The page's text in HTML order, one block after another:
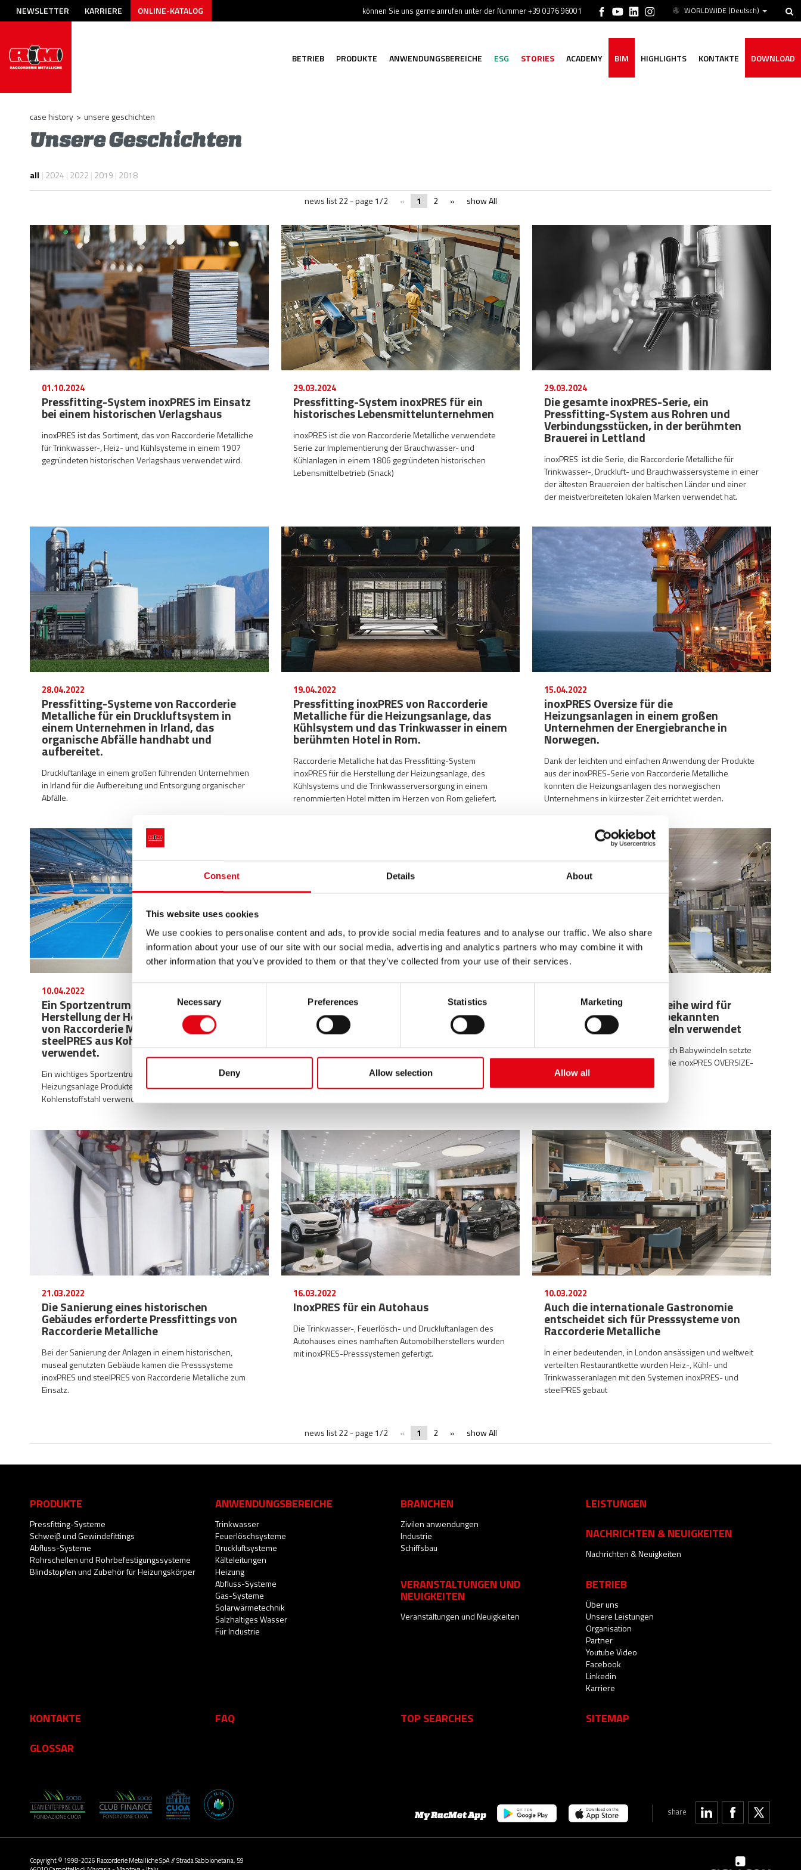
Consent Details About
This website uses cookies
We use cookies to personalise content and ads, to provide social media features and to analyse our traffic. We also share
information about your use of our site with our social media, advertising and analytics partners who may combine it with
other information that you’ve provided to them or that they’ve collected from your use of their services.
Necessary Preferences Statistics Marketing
Deny Allow selection Allow all
WORLDWIDE (Deutsch)
NEWSLETTER KARRIERE ONLINE-KATALOG können Sie uns gerne anrufen unter der Nummer +39 0376 96001
BETRIEB PRODUKTE ANWENDUNGSBEREICHE ESG STORIES ACADEMY BIM HIGHLIGHTS KONTAKTE DOWNLOAD
case history > unsere geschichten
Unsere Geschichten
all | 2024 | 2022 | 2019 | 2018
news list 22 - page 1/2 « 1 2 » show All
01.10.2024
Pressfitting-System inoxPRES im Einsatz
bei einem historischen Verlagshaus
inoxPRES ist das Sortiment, das von Raccorderie Metalliche
für Trinkwasser-, Heiz- und Kühlsysteme in einem 1907
gegründeten historischen Verlagshaus verwendet wird.
29.03.2024
Pressfitting-System inoxPRES für ein
historisches Lebensmittelunternehmen
inoxPRES ist die von Raccorderie Metalliche verwendete
Serie zur Implementierung der Brauchwasser- und
Kühlanlagen in einem 1806 gegründeten historischen
Lebensmittelbetrieb (Snack)
29.03.2024
Die gesamte inoxPRES-Serie, ein
Pressfitting-System aus Rohren und
Verbindungsstücken, in der berühmten
Brauerei in Lettland
inoxPRES ist die Serie, die Raccorderie Metalliche für
Trinkwasser-, Druckluft- und Brauchwassersysteme in einer
der ältesten Brauereien der baltischen Länder und einer
der meistverbreiteten lokalen Marken verwendet hat.
28.04.2022
Pressfitting-Systeme von Raccorderie
Metalliche für ein Druckluftsystem in
einem Unternehmen in Irland, das
organische Abfälle handhabt und
aufbereitet.
Druckluftanlage in einem großen führenden Unternehmen
in Irland für die Aufbereitung und Entsorgung organischer
Abfälle.
19.04.2022
Pressfitting inoxPRES von Raccorderie
Metalliche für die Heizungsanlage, das
Kühlsystem und das Trinkwasser in einem
berühmten Hotel in Rom.
Raccorderie Metalliche hat das Pressfitting-System
inoxPRES für die Herstellung der Heizungsanlage, des
Kühlsystems und die Trinkwasserversorgung in einem
renommierten Hotel mitten im Herzen von Rom geliefert.
15.04.2022
inoxPRES Oversize für die
Heizungsanlagen in einem großen
Unternehmen der Energiebranche in
Norwegen.
Dank der leichten und einfachen Anwendung der Produkte
aus der inoxPRES-Serie von Raccorderie Metalliche
konnten die Heizungsanlagen des norwegischen
Unternehmens in kürzester Zeit errichtet werden.
10.04.2022
Ein Sportzentrum in Estland hat für die
Herstellung der Heizungsanlage Produkte
von Raccorderie Metalliche aus der Serie
steelPRES aus Kohlenstoffstahl
verwendet.
Ein wichtiges Sportzentrum in Tallinn in Estland hat für seine
Heizungsanlage Produkte der Serie steelPRES aus
Kohlenstoffstahl verwendet.
SteelPRES für Heizungsanlagen und
Kühlsysteme für ein Krankenhaus in
Apulien
Für das temporäre Krankenhaus in Apulien wurde die
steelPRES-Serie aus Kohlenstoffstahl verwendet. Damit
konnten die Montagezeiten erheblich verkürzt werden,
was zur Einsatzfähigkeit der Struktur dringend notwendig
war.
Die InoxPRES Oversize-Reihe wird für
Heizungsanlagen eines bekannten
Hersteller von Babywindeln verwendet
Ein namhafter Marktführer im Bereich Babywindeln setzte
beim Bau der Heizungsanlage auf die inoxPRES OVERSIZE-
Reihe
21.03.2022
Die Sanierung eines historischen
Gebäudes erforderte Pressfittings von
Raccorderie Metalliche
Bei der Sanierung der Anlagen in einem historischen,
museal genutzten Gebäude kamen die Presssysteme
inoxPRES und steelPRES von Raccorderie Metalliche zum
Einsatz.
16.03.2022
InoxPRES für ein Autohaus
Die Trinkwasser-, Feuerlösch- und Druckluftanlagen des
Autohauses eines namhaften Automobilherstellers wurden
mit inoxPRES-Presssystemen gefertigt.
10.03.2022
Auch die internationale Gastronomie
entscheidet sich für Presssysteme von
Raccorderie Metalliche
In einer bedeutenden, in London ansässigen und weltweit
verteilten Restaurantkette wurden Heiz-, Kühl- und
Trinkwasseranlagen mit den Systemen inoxPRES- und
steelPRES gebaut
news list 22 - page 1/2 « 1 2 » show All
PRODUKTE
Pressfitting-Systeme
Schweiβ und Gewindefittings
Abfluss-Systeme
Rohrschellen und Rohrbefestigungssysteme
Blindstopfen und Zubehör für Heizungskörper
ANWENDUNGSBEREICHE
Trinkwasser
Feuerlöschsysteme
Druckluftsysteme
Kälteleitungen
Heizung
Abfluss-Systeme
Gas-Systeme
Solarwärmetechnik
Salzhaltiges Wasser
Für Industrie
BRANCHEN
Zivilen anwendungen
Industrie
Schiffsbau
LEISTUNGEN
NACHRICHTEN & NEUIGKEITEN
Nachrichten & Neuigkeiten
VERANSTALTUNGEN UND
NEUIGKEITEN
Veranstaltungen und Neuigkeiten
BETRIEB
Über uns
Unsere Leistungen
Organisation
Partner
Youtube Video
Facebook
Linkedin
Karriere
KONTAKTE FAQ TOP SEARCHES
SITEMAP
GLOSSAR
share
My RacMet App
Copyright © 1998-2026 Raccorderie Metalliche SpA // Strada Sabbionetana, 59